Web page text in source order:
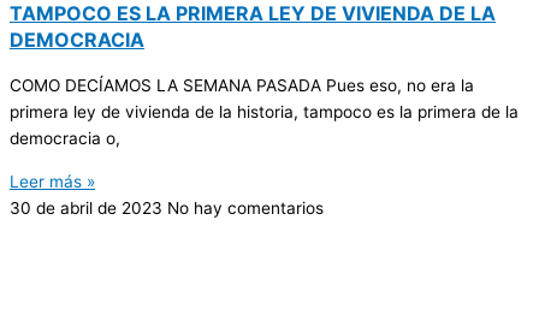
TAMPOCO ES LA PRIMERA LEY DE VIVIENDA DE LA
DEMOCRACIA
COMO DECÍAMOS LA SEMANA PASADA Pues eso, no era la
primera ley de vivienda de la historia, tampoco es la primera de la
democracia o,
Leer más »
30 de abril de 2023 No hay comentarios